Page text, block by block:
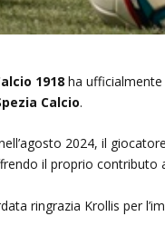
1918 ha
Calcio.
2024, il
il proprio contributo
ringrazia Krollis per